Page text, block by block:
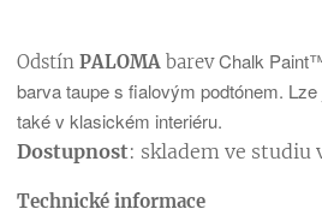
Odstín PALOMA barev Chalk
barvataupe s fialovým podtónem.
také v klasickém interiéru.
Dostupnost: skladem ve studiu
Technické informace